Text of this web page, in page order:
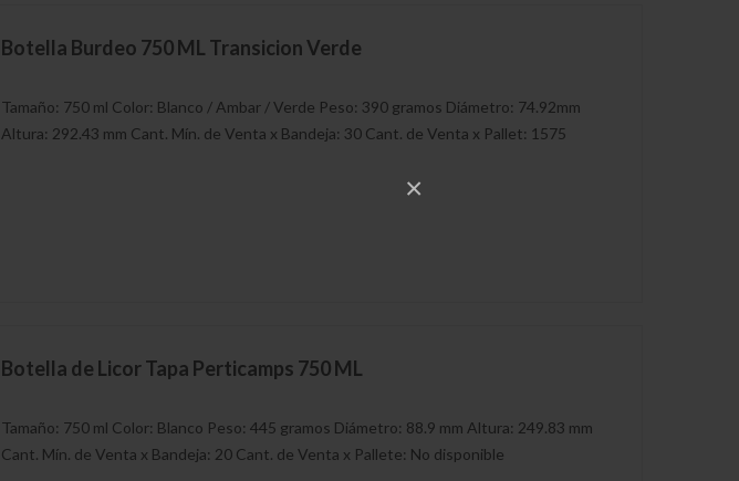
×
Botella Burdeo 750 ML Transicion Verde
Tamaño: 750 ml Color: Blanco / Ambar / Verde Peso: 390 gramos Diámetro: 74.92mm
Altura: 292.43 mm Cant. Mín. de Venta x Bandeja: 30 Cant. de Venta x Pallet: 1575
Botella de Licor Tapa Perticamps 750 ML
Tamaño: 750 ml Color: Blanco Peso: 445 gramos Diámetro: 88.9 mm Altura: 249.83 mm
Cant. Mín. de Venta x Bandeja: 20 Cant. de Venta x Pallete: No disponible